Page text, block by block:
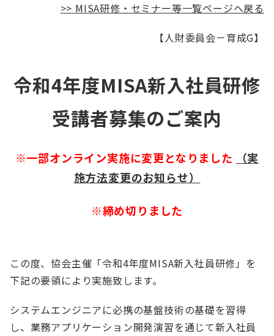
会員ログイン
>> MISA研修・セミナー等一覧ページへ戻る
【人財委員会－育成G】
令和4年度MISA新入社員研修
受講者募集のご案内
※一部オンライン実施に変更となりました
（実
施方法変更のお知らせ）
※締め切りました
この度、協会主催「令和4年度MISA新入社員研修」を
下記の要領により実施致します。
システムエンジニアに必携の基盤技術の基礎を習得
し、業務アプリケーション開発演習を通じて新入社員